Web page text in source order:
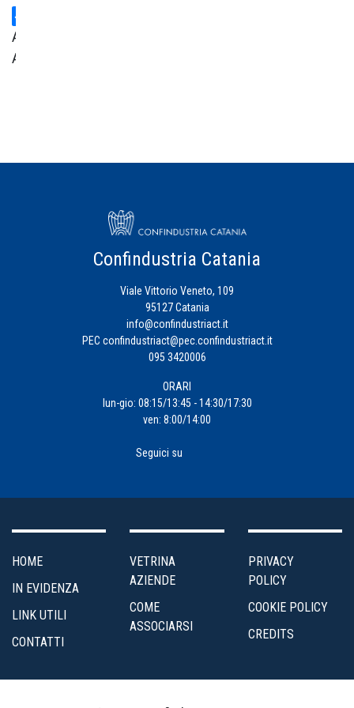
Area
Amministrativa
Credito
Internazionalizzazione
Marketing
e
Servizi
Soci
Confindustria Catania
Viale Vittorio Veneto, 109
95127 Catania
info@confindustriact.it
PEC confindustriact@pec.confindustriact.it
095 3420006
ORARI
lun-gio: 08:15/13:45 - 14:30/17:30
ven: 8:00/14:00
Seguici su
HOME
IN EVIDENZA
LINK UTILI
CONTATTI
VETRINA
AZIENDE
COME
ASSOCIARSI
PRIVACY
POLICY
COOKIE POLICY
CREDITS